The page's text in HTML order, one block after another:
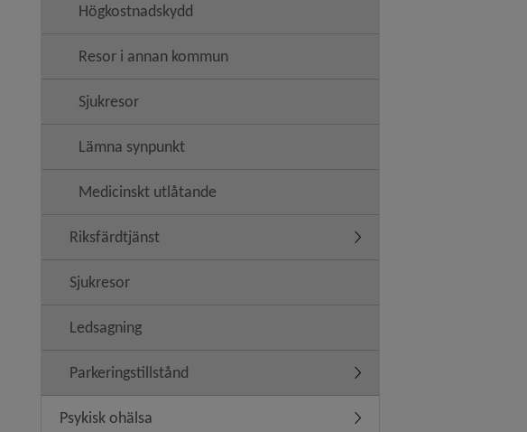
Högkostnadskydd
Resor i annan kommun
Sjukresor
Lämna synpunkt
Medicinskt utlåtande
Riksfärdtjänst Undermeny för Riksfärdtjänst
Sjukresor
Ledsagning
Parkeringstillstånd Undermeny för Parkeringstillstånd
Psykisk ohälsa Undermeny för Psykisk ohälsa